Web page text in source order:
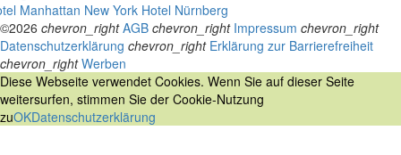
Manhattan New York Hotel Nürnberg
©2026 chevron_right AGB chevron_right Impressum chevron_right
Datenschutzerklärung chevron_right Erklärung zur Barrierefreiheit
chevron_right Werben
Diese Webseite verwendet Cookies. Wenn Sie auf dieser Seite
weitersurfen, stimmen Sie der Cookie-Nutzung
zuOKDatenschutzerklärung